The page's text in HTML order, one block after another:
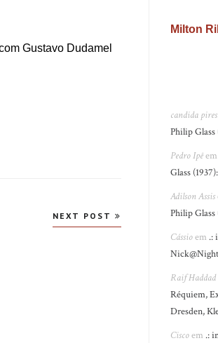
Gustavo Dudamel
NEXT POST
Milton
candida pires
Philip Glass
Pedro Ipê
Glass
Adilson Assis
Philip Glass
Cássioem .:
Nick@Night
Raif Haddad
Réquiem,
Dresden,
Ciscoem .: